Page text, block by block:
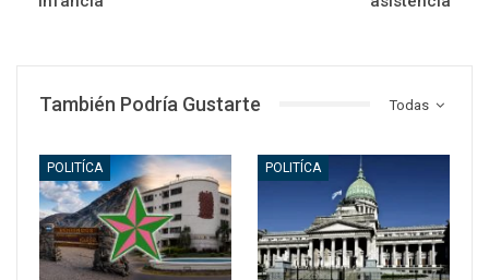
Todas
También Podría Gustarte
POLITÍCA POLITÍCA